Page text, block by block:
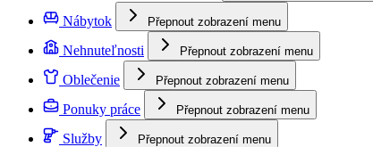
Nábytok Přepnout zobrazení menu
Nehnuteľnosti Přepnout zobrazení menu
Oblečenie Přepnout zobrazení menu
Ponuky práce Přepnout zobrazení menu
Služby Přepnout zobrazení menu